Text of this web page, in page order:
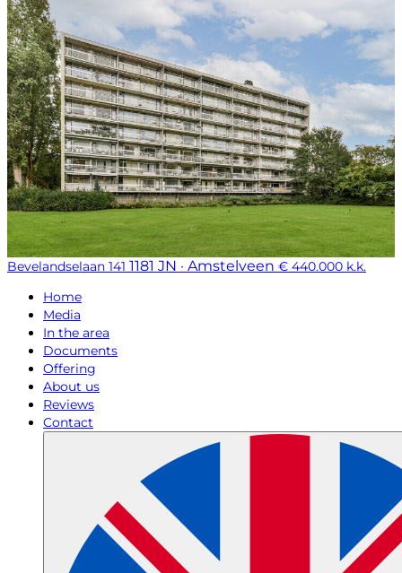
Bevelandselaan 141 1181 JN · Amstelveen € 440.000 k.k.
Home
Media
In the area
Documents
Offering
About us
Reviews
Contact